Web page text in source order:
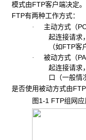
模式由FTP客户端决定。
FTP有两种工作方式：
· 主动方式（
起连接请求
（如FTP客
· 被动方式（
起连接请求
口（一般情
是否使用被动方式由FTP
图1-1 FTP组网应